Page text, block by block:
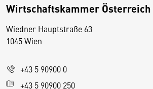
Wirtschaftskammer Österreich
Wiedner Hauptstraße 63
1045 Wien
+43 5 90900 0
+43 5 90900 250
D
s
e